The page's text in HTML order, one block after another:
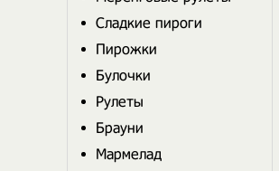
Сладкие пироги
Пирожки
Булочки
Рулеты
Брауни
Мармелад